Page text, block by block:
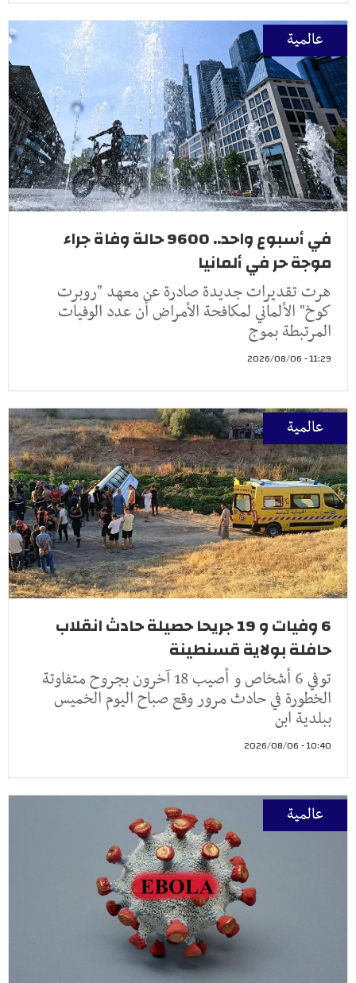
عالمية
في أسبوع واحد.. 9600 حالة وفاة جراء
موجة حر في ألمانيا
هرت تقديرات جديدة صادرة عن معهد "روبرت
كوخ" الألماني لمكافحة الأمراض أن عدد الوفيات
المرتبطة بموج
11:29 - 2026/08/06
عالمية
6 وفيات و 19 جريحا حصيلة حادث انقلاب
حافلة بولاية قسنطينة
توفي 6 أشخاص و أصيب 18 آخرون بجروح متفاوتة
الخطورة في حادث مرور وقع صباح اليوم الخميس
ببلدية ابن
10:40 - 2026/08/06
عالمية